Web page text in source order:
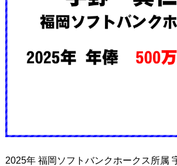
2025年 福岡ソフトバンクホークス所属